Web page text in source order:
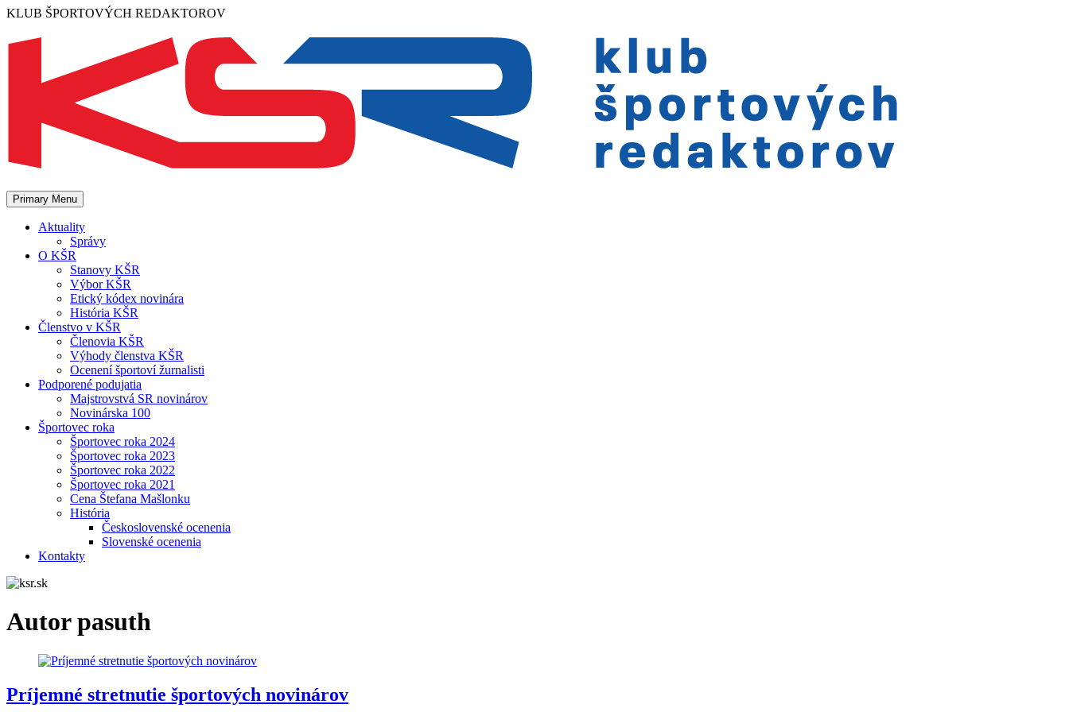
Skip
content
KLUB ŠPORTOVÝCH REDAKTOROV
Primary Menu
Aktuality
Správy
O KŠR
Stanovy KŠR
Výbor KŠR
Etický kódex novinára
História KŠR
Členstvo v KŠR
Členovia KŠR
Výhody členstva KŠR
Ocenení športoví žurnalisti
Podporené podujatia
Majstrovstvá SR novinárov
Novinárska 100
Športovec roka
Športovec roka 2024
Športovec roka 2023
Športovec roka 2022
Športovec roka 2021
Cena Štefana Mašlonku
História
Československé ocenenia
Slovenské ocenenia
Kontakty
Autorpasuth
Príjemné stretnutie športových novinárov